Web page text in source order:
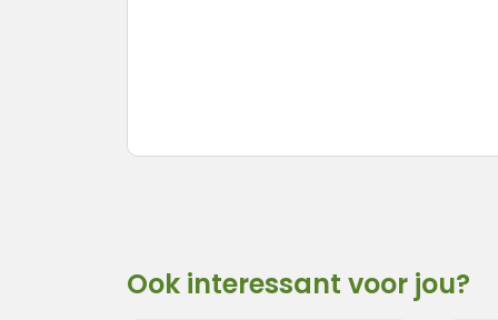
Ook interessant voor jou?